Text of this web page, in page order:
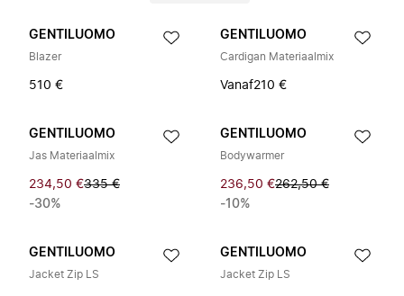
GENTILUOMO
Blazer
510 €
GENTILUOMO
Cardigan Materiaalmix
Vanaf210 €
GENTILUOMO
Jas Materiaalmix
234,50 €335 €
-30%
GENTILUOMO
Bodywarmer
236,50 €262,50 €
-10%
GENTILUOMO
Jacket Zip LS
GENTILUOMO
Jacket Zip LS